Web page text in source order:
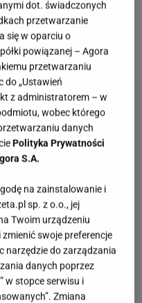
na nim także
równie dobrze
dot. świadczonych
przetwarzanie
się w oparciu o
powiązanej – Agora
przetwarzaniu
do „Ustawień
z administratorem – w
wobec którego
danych
Polityka Prywatności
S.A.
na zainstalowanie i
sp. z o.o., jej
Twoim urządzeniu
swoje preferencje
narzędzie do zarządzania
danych poprzez
w stopce serwisu i
Zmiana